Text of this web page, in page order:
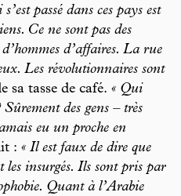
passé dans ces pays est
Ce ne sont pas des
d’affaires. La rue
Les révolutionnaires sont
sa tasse de café. « Qui
des gens – très
eu un proche en
: « Il est faux de dire que
les insurgés. Ils sont pris par
Quant à l’Arabie